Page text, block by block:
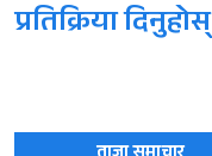
प्रतिक्रिया दिनुहोस्